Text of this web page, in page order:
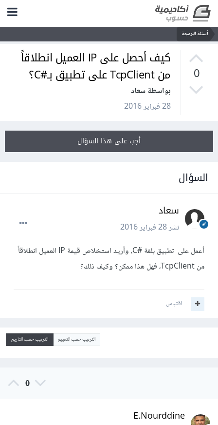
أسئلة البرمجة
0
كيف أحصل على IP العميل انطلاقاً
من TcpClient على تطبيق بـ#C؟
بواسطة سعاد
28 فبراير 2016
أجب على هذا السؤال
السؤال
سعاد
نشر28 فبراير 2016
أعمل على تطبيق بلغة #C، وأريد استخلاص قيمة IP العميل انطلاقاً
من TcpClient، فهل هذا ممكن؟ وكيف ذلك؟
اقتباس
الترتيب حسب التقييم الترتيب حسب التاريخ
0
E.Nourddine